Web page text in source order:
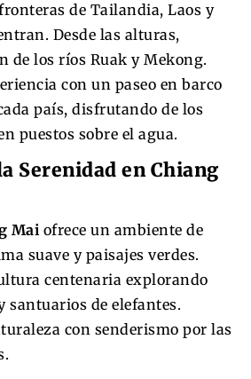
de Tailandia, Laos y
Desde las alturas,
de los ríos Ruak y Mekong.
con un paseo en barco
país, disfrutando de los
puestos sobre el agua.
Serenidad en Chiang
Mai ofrece un ambiente de
suave y paisajes verdes.
centenaria explorando
santuarios de elefantes.
con senderismo por las